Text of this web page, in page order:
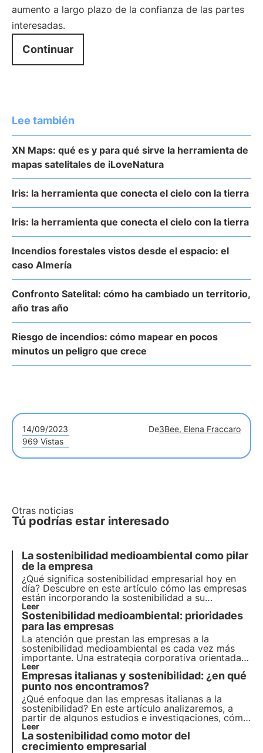
aumento a largo plazo de la confianza de las partes
interesadas.
Continuar
Lee también
XN Maps: qué es y para qué sirve la herramienta de
mapas satelitales de iLoveNatura
Iris: la herramienta que conecta el cielo con la tierra
Iris: la herramienta que conecta el cielo con la tierra
Incendios forestales vistos desde el espacio: el
caso Almería
Confronto Satelital: cómo ha cambiado un territorio,
año tras año
Riesgo de incendios: cómo mapear en pocos
minutos un peligro que crece
14/09/2023 De3Bee, Elena Fraccaro
969 Vistas
Otras noticias
Tú podrías estar interesado
La sostenibilidad medioambiental como pilar
de la empresa
¿Qué significa sostenibilidad empresarial hoy en
día? Descubre en este artículo cómo las empresas
están incorporando la sostenibilidad a su
estrategia y su papel en la consecución de los
objetivos de la Agenda 2030. Aprende más con las
Píldoras del Oasis, la Academia Digital de 3Bee.
Leer
Sostenibilidad medioambiental: prioridades
para las empresas
La atención que prestan las empresas a la
sostenibilidad medioambiental es cada vez más
importante. Una estrategia corporativa orientada a
la transición ecológica no es una opción, sino una
necesidad. Veamos cómo hacerla propia para
crecer e impulsar la economía.
Leer
Empresas italianas y sostenibilidad: ¿en qué
punto nos encontramos?
¿Qué enfoque dan las empresas italianas a la
sostenibilidad? En este artículo analizaremos, a
partir de algunos estudios e investigaciones, cómo
la sostenibilidad se está convirtiendo en una
palanca empresarial estratégica que ayuda a
gestionar los riesgos y reducir los costes.
Leer
La sostenibilidad como motor del
crecimiento empresarial